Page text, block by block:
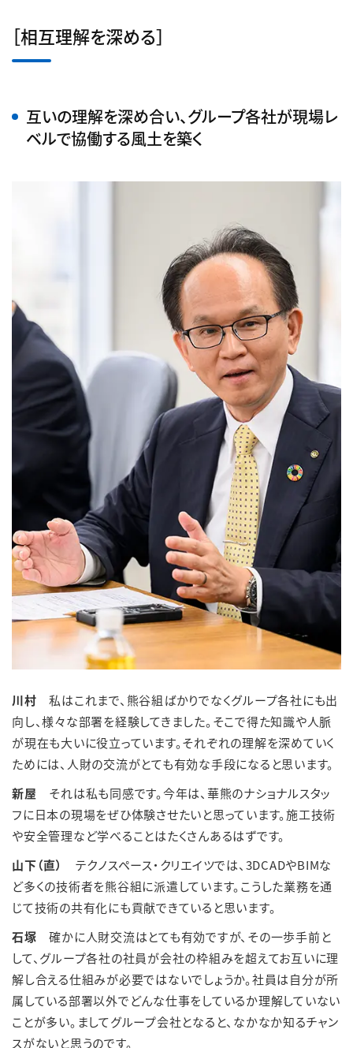
［相互理解を深める］
互いの理解を深め合い、グループ各社が現場レ
ベルで協働する風土を築く
川村 私はこれまで、熊谷組ばかりでなくグループ各社にも出
向し、様々な部署を経験してきました。そこで得た知識や人脈
が現在も大いに役立っています。それぞれの理解を深めていく
ためには、人財の交流がとても有効な手段になると思います。
新屋 それは私も同感です。今年は、華熊のナショナルスタッ
フに日本の現場をぜひ体験させたいと思っています。施工技術
や安全管理など学べることはたくさんあるはずです。
山下（直）
テクノスペース・クリエイツでは、3DCADやBIMな
ど多くの技術者を熊谷組に派遣しています。こうした業務を通
じて技術の共有化にも貢献できていると思います。
石塚 確かに人財交流はとても有効ですが、その一歩手前と
して、グループ各社の社員が会社の枠組みを超えてお互いに理
解し合える仕組みが必要ではないでしょうか。社員は自分が所
属している部署以外でどんな仕事をしているか理解していない
ことが多い。ましてグループ会社となると、なかなか知るチャン
スがないと思うのです。